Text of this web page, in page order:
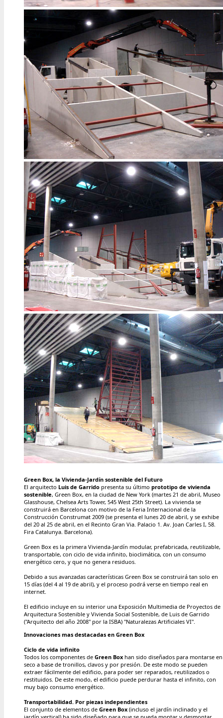
Green Box, la Vivienda-Jardín sostenible del Futuro
El arquitecto Luis de Garrido presenta su último prototipo de vivienda
sostenible, Green Box, en la ciudad de New York (martes 21 de abril, Museo
Glasshouse, Chelsea Arts Tower, 545 West 25th Street). La vivienda se
construirá en Barcelona con motivo de la Feria Internacional de la
Construcción Construmat 2009 (se presenta el lunes 20 de abril, y se exhibe
del 20 al 25 de abril, en el Recinto Gran Via. Palacio 1. Av. Joan Carles I, 58.
Fira Catalunya. Barcelona).
Green Box es la primera Vivienda-Jardín modular, prefabricada, reutilizable,
transportable, con ciclo de vida infinito, bioclimática, con un consumo
energético cero, y que no genera residuos.
Debido a sus avanzadas características Green Box se construirá tan solo en
15 días (del 4 al 19 de abril), y el proceso podrá verse en tiempo real en
internet.
El edificio incluye en su interior una Exposición Multimedia de Proyectos de
Arquitectura Sostenible y Vivienda Social Sostenible, de Luis de Garrido
("Arquitecto del año 2008" por la ISBA) "Naturalezas Artificiales VI".
Innovaciones mas destacadas en Green Box
Ciclo de vida infinito
Todos los componentes de Green Box han sido diseñados para montarse en
seco a base de tronillos, clavos y por presión. De este modo se pueden
extraer fácilmente del edificio, para poder ser reparados, reutilizados o
restituidos. De este modo, el edificio puede perdurar hasta el infinito, con
muy bajo consumo energético.
Transportabilidad. Por piezas independientes
El conjunto de elementos de Green Box (incluso el jardín inclinado y el